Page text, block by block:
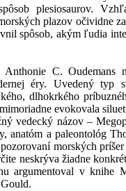
plesiosaurov.
plazov očividne
spôsob, akým ľudia
Anthonie C. Oudemans
éry. Uvedený typ
dlhokrkého
evokovala
vedecký názov –
anatóm a paleontológ
morských
neskrýva žiadne
argumentoval v knihe